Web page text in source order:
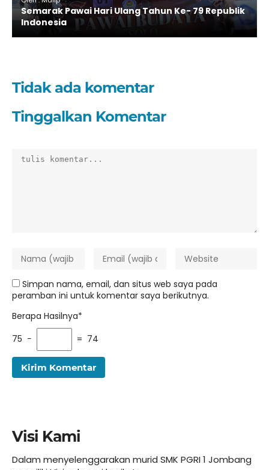
Semarak Pawai Hari Ulang Tahun Ke- 79 Republik
Indonesia
Tidak ada komentar
Tinggalkan Komentar
Simpan nama, email, dan situs web saya pada
peramban ini untuk komentar saya berikutnya.
Berapa Hasilnya*
75 −
= 74
Visi Kami
Dalam menyelenggarakan murid SMK PGRI 1 Jombang